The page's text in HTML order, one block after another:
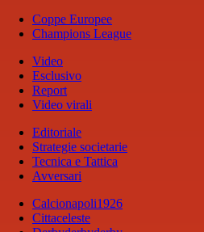
Coppe Europee
Champions League
Video
Esclusivo
Report
Video virali
Editoriale
Strategie societarie
Tecnica e Tattica
Avversari
Calcionapoli1926
Cittaceleste